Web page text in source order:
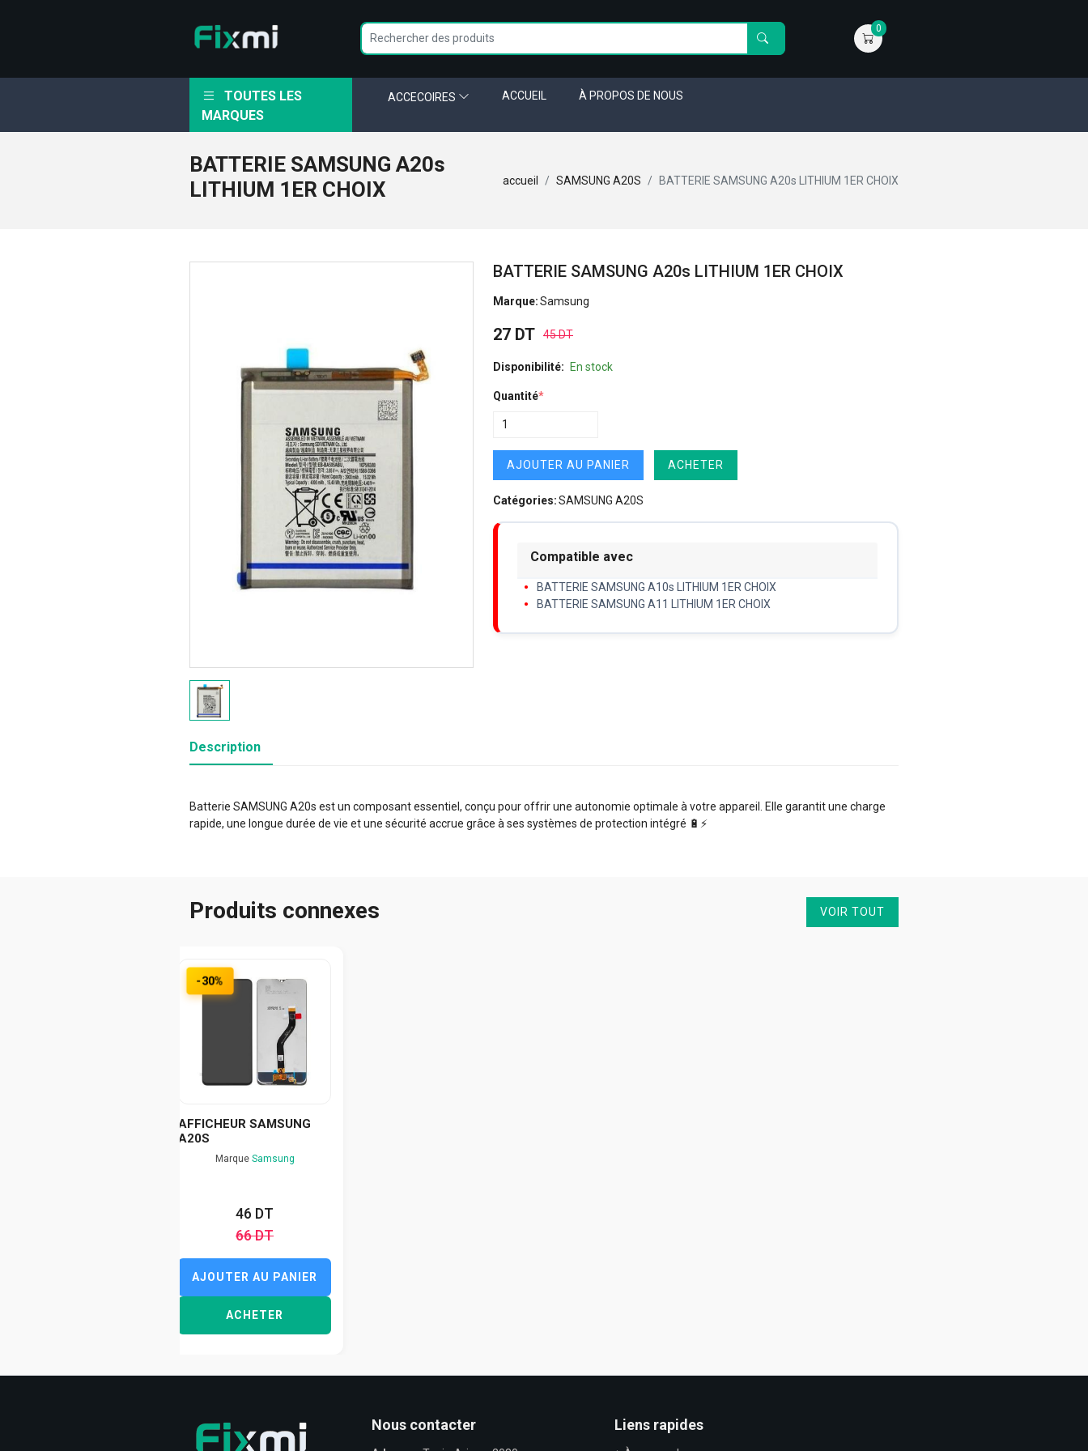
0
TOUTES LES
MARQUES
ACCECOIRES ACCUEIL À PROPOS DE NOUS
BATTERIE SAMSUNG A20s
LITHIUM 1ER CHOIX
accueil SAMSUNG A20S BATTERIE SAMSUNG A20s LITHIUM 1ER CHOIX
BATTERIE SAMSUNG A20s LITHIUM 1ER CHOIX
Marque:Samsung
27 DT 45 DT
Disponibilité: En stock
Quantité*
AJOUTER AU PANIER ACHETER
Catégories:SAMSUNG A20S
Compatible avec
BATTERIE SAMSUNG A10s LITHIUM 1ER CHOIX
BATTERIE SAMSUNG A11 LITHIUM 1ER CHOIX
Description
Batterie SAMSUNG A20s est un composant essentiel, conçu pour offrir une autonomie optimale à votre appareil. Elle garantit une charge
rapide, une longue durée de vie et une sécurité accrue grâce à ses systèmes de protection intégré 🔋⚡️
Produits connexes VOIR TOUT
-30%
AFFICHEUR SAMSUNG
A20S
Marque Samsung
46 DT
66 DT
AJOUTER AU PANIER
ACHETER
Nous contacter Liens rapides